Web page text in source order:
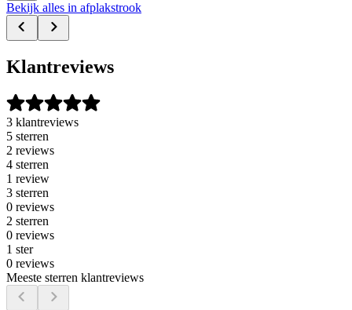
Bekijk alles in afplakstrook
Klantreviews
3 klantreviews
5 sterren
2 reviews
4 sterren
1 review
3 sterren
0 reviews
2 sterren
0 reviews
1 ster
0 reviews
Meeste sterren klantreviews